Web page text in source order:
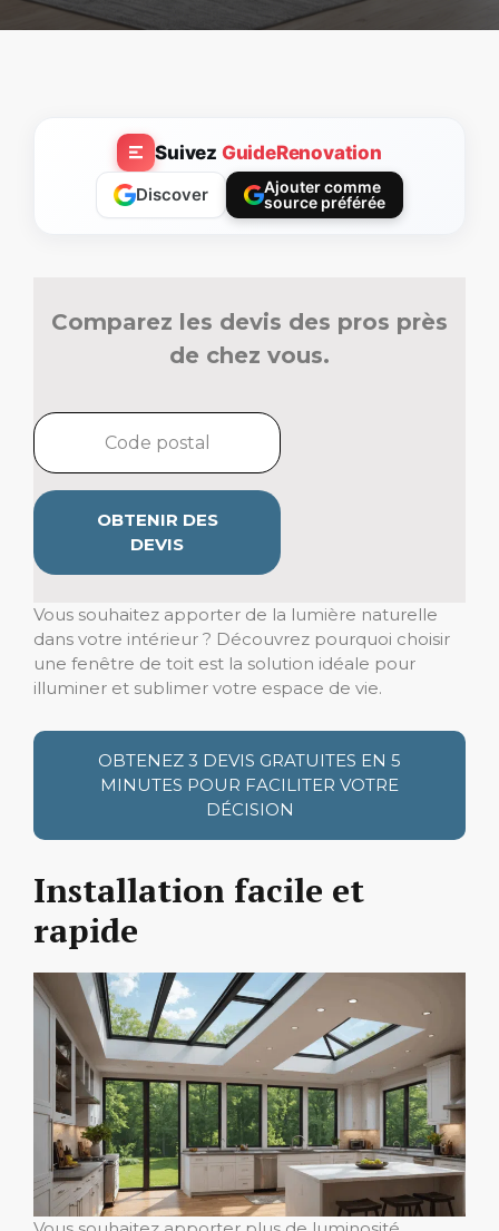
Suivez GuideRenovation
Discover
Ajouter comme
source préférée
Comparez les devis des pros près
de chez vous.
OBTENIR DES
DEVIS
Vous souhaitez apporter de la lumière naturelle
dans votre intérieur ? Découvrez pourquoi choisir
une fenêtre de toit est la solution idéale pour
illuminer et sublimer votre espace de vie.
OBTENEZ 3 DEVIS GRATUITES EN 5
MINUTES POUR FACILITER VOTRE
DÉCISION
Installation facile et
rapide